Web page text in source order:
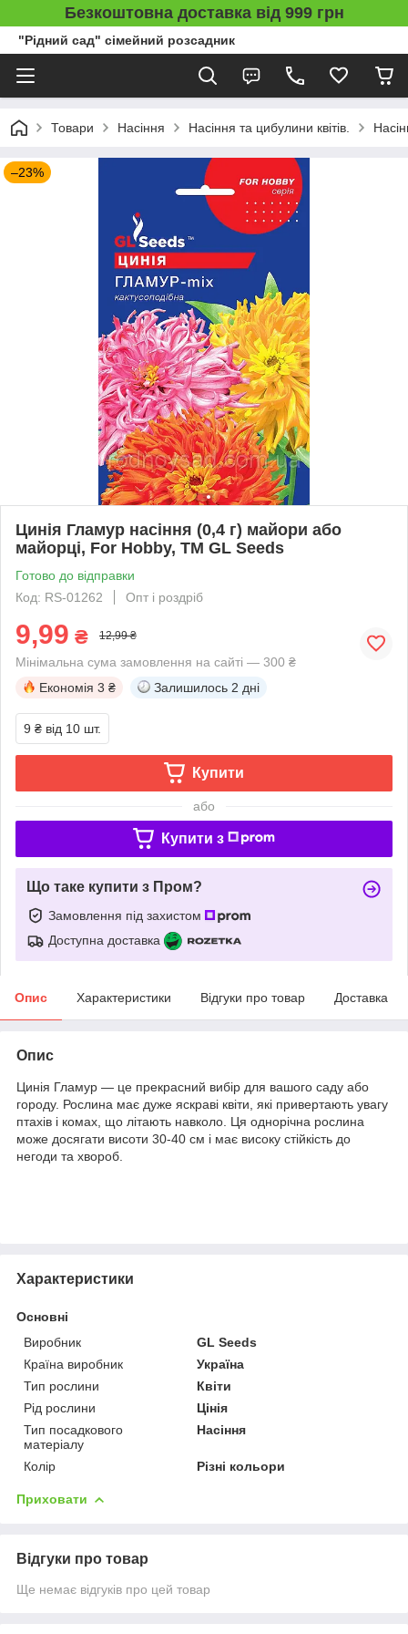
Безкоштовна доставка від 999 грн
"Рідний сад" сімейний розсадник
Товари Насіння Насіння та цибулини квітів.
–23%
Цинія Гламур насіння (0,4 г) майори або
майорці, For Hobby, TM GL Seeds
Готово до відправки
Код: RS-01262
Опт і роздріб
9,99 ₴ 12,99 ₴
Мінімальна сума замовлення на сайті — 300 ₴
Економія 3 ₴ Залишилось 2 дні
9 ₴ від 10 шт.
Купити
або
Купити з
Що таке купити з Пром?
Замовлення під захистом
Доступна доставка
Опис Характеристики Відгуки про товар Доставка
Опис
Цинія Гламур — це прекрасний вибір для вашого саду або
городу. Рослина має дуже яскраві квіти, які привертають увагу
птахів і комах, що літають навколо. Ця однорічна рослина
може досягати висоти 30-40 см і має високу стійкість до
негоди та хвороб.
Характеристики
Основні
Виробник
GL Seeds
Країна виробник
Україна
Тип рослини
Квіти
Рід рослини
Цінія
Тип посадкового
матеріалу
Насіння
Колір Різні кольори
Приховати
Відгуки про товар
Ще немає відгуків про цей товар